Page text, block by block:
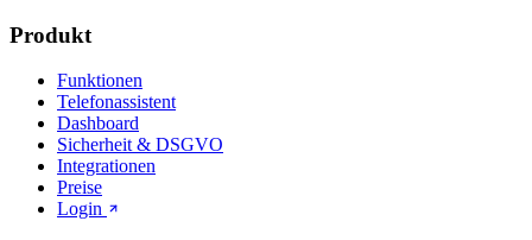
Produkt
Funktionen
Telefonassistent
Dashboard
Sicherheit & DSGVO
Integrationen
Preise
Login